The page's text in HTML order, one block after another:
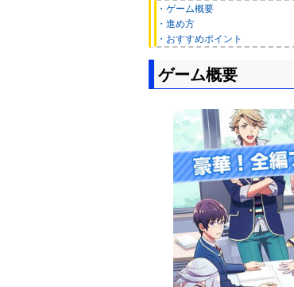
・ゲーム概要
・進め方
・おすすめポイント
ゲーム概要